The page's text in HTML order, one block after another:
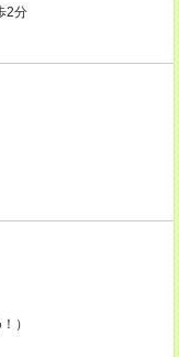
2分
）